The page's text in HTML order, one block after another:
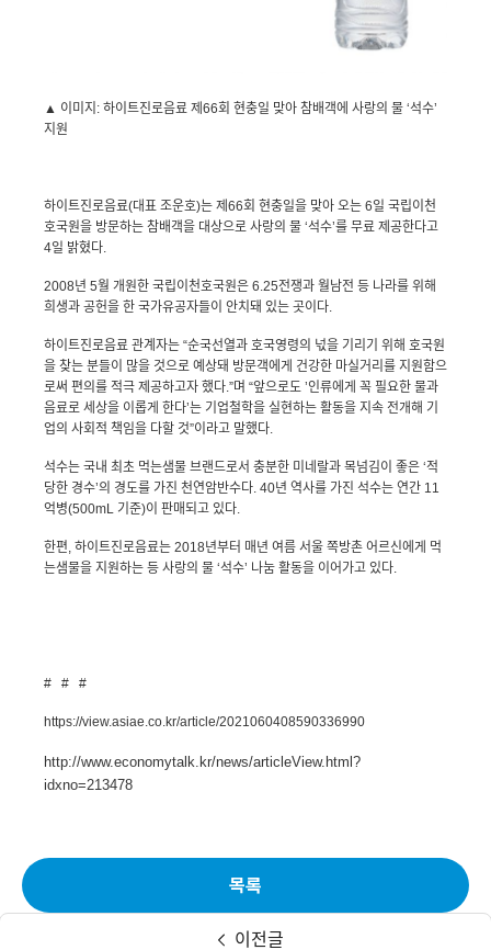
▲ 이미지 : 하이트진로음료 제 66회 현충일 맞아 참배객에 사랑의 물 ‘석수’
지원
하이트진로음료(대표 조운호)는 제 66회 현충일을 맞아 오는 6일 국립이천
호국원을 방문하는 참배객을 대상으로 사랑의 물 ‘석수’를 무료 제공한다고
4일 밝혔다
2008년 5월 개원한 국립이천호국원은 6.25전쟁과 월남전 등 나라를 위해
희생과 공헌을 한 국가유공자들이 안치돼 있는 곳이다
하이트진로음료 관계자는 “순국선열과 호국영령의 넋을 기리기 위해 호국원
을 찾는 분들이 많을 것으로 예상돼 방문객에게 건강한 마실거리를 지원함으
로써 편의를 적극 제공하고자 했다 ”며 “앞으로도 ’인류에게 꼭 필요한 물과
음료로 세상을 이롭게 한다’는 기업철학을 실현하는 활동을 지속 전개해 기
업의 사회적 책임을 다할 것”이라고 말했다
석수는 국내 최초 먹는샘물 브랜드로서 충분한 미네랄과 목넘김이 좋은 ‘적
당한 경수’의 경도를 가진 천연암반수다 . 40년 역사를 가진 석수는 연간 11
억병(500mL 기준)이 판매되고 있다
한편 하이트진로음료는 2018년부터 매년 여름 서울 쪽방촌 어르신에게 먹
는샘물을 지원하는 등 사랑의 물 ‘석수’ 나눔 활동을 이어가고 있다
# # #
https://view.asiae.co.kr/article/2021060408590336990
http://www.economytalk.kr/news/articleView.html?
idxno=213478
이전글
목록